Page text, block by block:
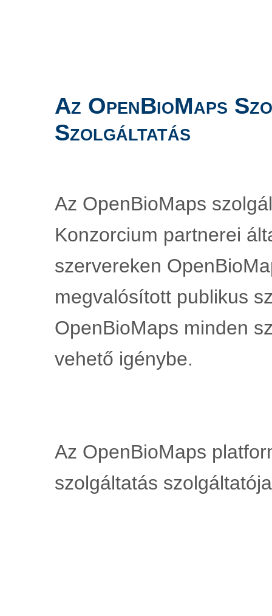
Az OpenBioMaps
Szolgáltatás
Az OpenBioMaps
Konzorcium partnerei
szervereken
megvalósított publikus
OpenBioMaps minden
vehető igénybe.
Az OpenBioMaps
szolgáltatás